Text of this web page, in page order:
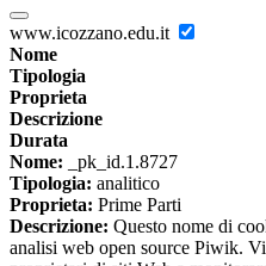
www.icozzano.edu.it
Nome
Tipologia
Proprieta
Descrizione
Durata
Nome: _pk_id.1.8727
Tipologia: analitico
Proprieta: Prime Parti
Descrizione: Questo nome di
analisi web open source Piwik.